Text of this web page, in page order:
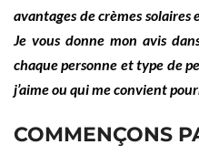
avantages de crèmes solaires
Je vous donne mon avis
chaque personne et type de
j’aime ou qui me convient
COMMENÇONS